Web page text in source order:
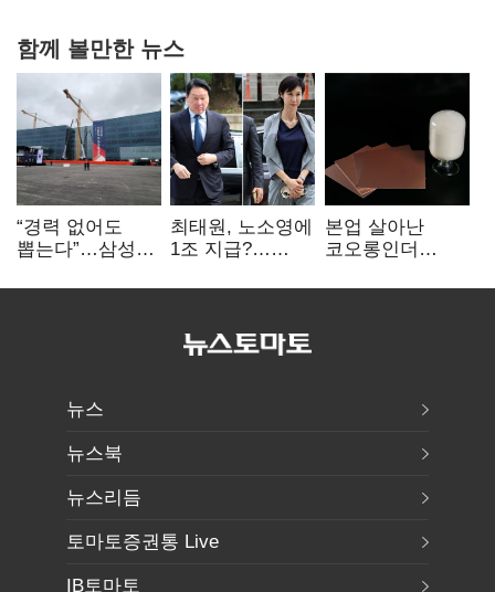
함께 볼만한 뉴스
“경력 없어도
뽑는다”…삼성
반도체 인재
최태원, 노소영에
1조 지급?…
본업 살아난
코오롱인더
배터리 소재로
뉴스
뉴스북
뉴스리듬
토마토증권통 Live
IB토마토